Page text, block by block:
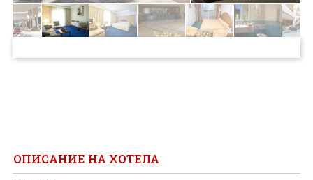
ПРОЕКТ
ОПИСАНИЕ НА ХОТЕЛА